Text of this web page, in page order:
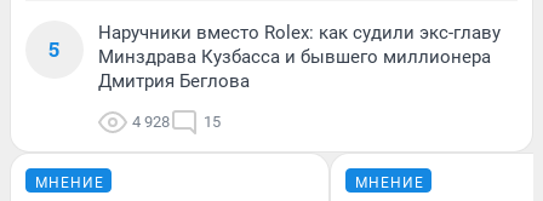
5
Наручники вместо Rolex: как судили экс-главу
Минздрава Кузбасса и бывшего миллионера
Дмитрия Беглова
4 928 15
МНЕНИЕ МНЕНИЕ